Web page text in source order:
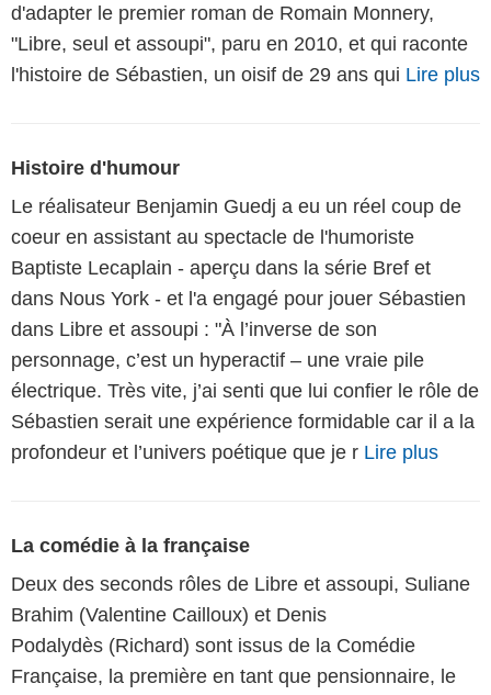
d'adapter le premier roman de Romain Monnery,
"Libre, seul et assoupi", paru en 2010, et qui raconte
l'histoire de Sébastien, un oisif de 29 ans qui Lire plus
Histoire d'humour
Le réalisateur Benjamin Guedj a eu un réel coup de
coeur en assistant au spectacle de l'humoriste
Baptiste Lecaplain - aperçu dans la série Bref et
dans Nous York - et l'a engagé pour jouer Sébastien
dans Libre et assoupi : "À l’inverse de son
personnage, c’est un hyperactif – une vraie pile
électrique. Très vite, j’ai senti que lui confier le rôle de
Sébastien serait une expérience formidable car il a la
profondeur et l’univers poétique que je r Lire plus
La comédie à la française
Deux des seconds rôles de Libre et assoupi, Suliane
Brahim (Valentine Cailloux) et Denis
Podalydès (Richard) sont issus de la Comédie
Française, la première en tant que pensionnaire, le